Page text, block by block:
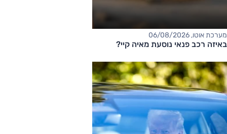
מערכת אוטו, 06/08/2026
באיזה רכב פנאי נוסעת מאיה קיי?